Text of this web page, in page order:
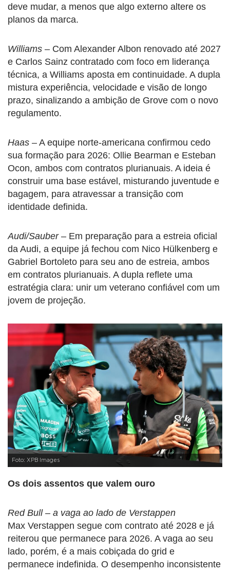
deve mudar, a menos que algo externo altere os
planos da marca.
Williams – Com Alexander Albon renovado até 2027
e Carlos Sainz contratado com foco em liderança
técnica, a Williams aposta em continuidade. A dupla
mistura experiência, velocidade e visão de longo
prazo, sinalizando a ambição de Grove com o novo
regulamento.
Haas – A equipe norte-americana confirmou cedo
sua formação para 2026: Ollie Bearman e Esteban
Ocon, ambos com contratos plurianuais. A ideia é
construir uma base estável, misturando juventude e
bagagem, para atravessar a transição com
identidade definida.
Audi/Sauber– Em preparação para a estreia oficial
da Audi, a equipe já fechou com Nico Hülkenberg e
Gabriel Bortoleto para seu ano de estreia, ambos
em contratos plurianuais. A dupla reflete uma
estratégia clara: unir um veterano confiável com um
jovem de projeção.
Foto: XPB Images
Os dois assentos que valem ouro
Red Bull – a vaga ao lado de Verstappen
Max Verstappen segue com contrato até 2028 e já
reiterou que permanece para 2026. A vaga ao seu
lado, porém, é a mais cobiçada do grid e
permanece indefinida. O desempenho inconsistente